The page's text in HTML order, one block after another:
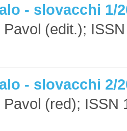
- slovacchi 1/
Pavol (edit.);
- slovacchi 2/
Pavol (red); ISSN